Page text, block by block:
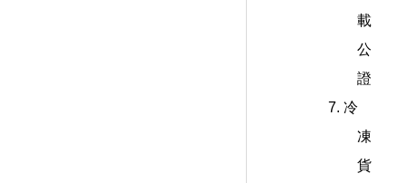
載
公
證
7. 冷
凍
貨